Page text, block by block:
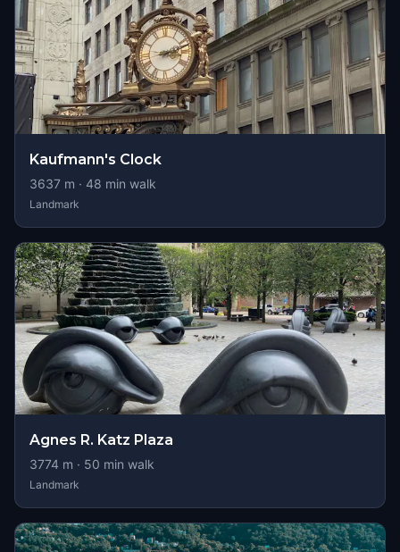
Kaufmann's Clock
3637 m · 48 min walk
Landmark
Agnes R. Katz Plaza
3774 m · 50 min walk
Landmark